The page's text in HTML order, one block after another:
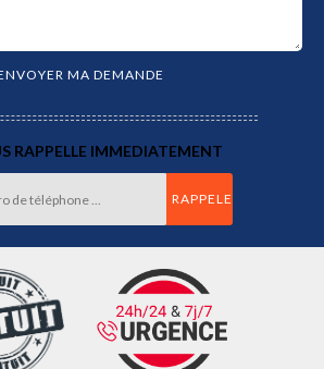
RAPPELLE IMMEDIATEMENT